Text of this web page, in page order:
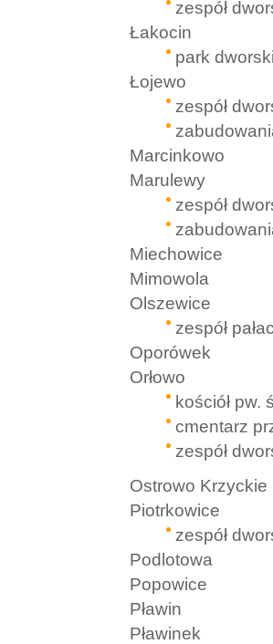
zespół
Łakocin
park
Łojewo
zespół
Marcinkowo
Marulewy
zespół
Miechowice
Mimowola
Olszewice
zespół
Oporówek
Orłowo
kościół pw.
cmentarz
zespół
Ostrowo Krzyckie
Piotrkowice
zespół
Podlotowa
Popowice
Pławin
Pławinek